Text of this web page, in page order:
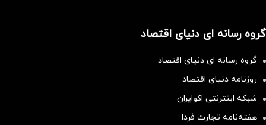
گروه رسانه ای دنیای اقتصاد
گروه رسانه ای دنیای اقتصاد
روزنامه دنیای اقتصاد
شبکه اینترنتی اکوایران
هفته‌نامه تجارت فردا